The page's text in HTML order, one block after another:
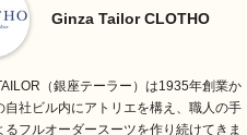
Ginza Tailor CLOTHO
（銀座テーラー）は1935年創業か
自社ビル内にアトリエを構え、職人の手
るフルオーダースーツを作り続けてきま